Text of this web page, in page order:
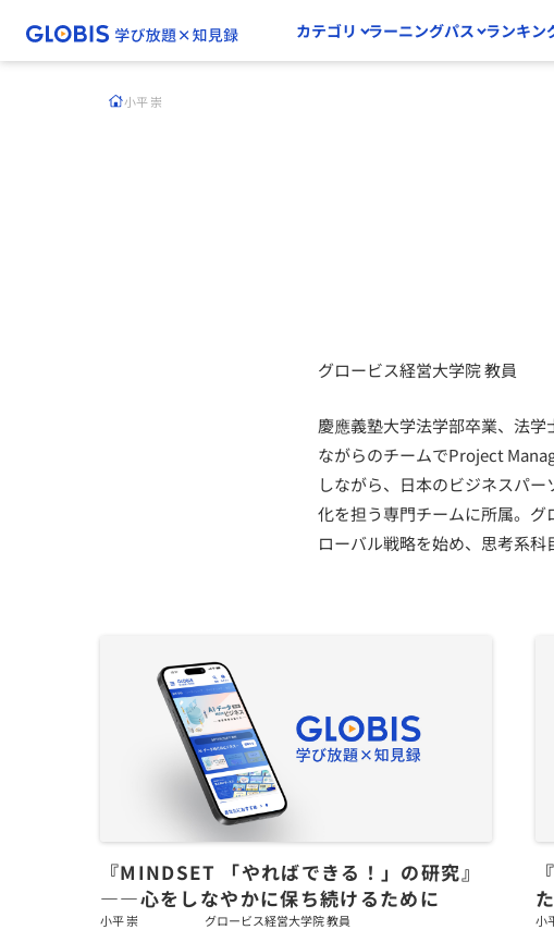
カテゴリ ラーニングパス ランキン
小平 崇
グロービス経営大学院 教員
慶應義塾大学法学部卒業、法学
ながらのチームでProject
しながら、日本のビジネスパ
化を担う専門チームに所属。
ローバル戦略を始め、思考系科
『MINDSET 「やればできる！」の研究』
――心をしなやかに保ち続けるために
小平 崇 グロービス経営大学院 教員 小